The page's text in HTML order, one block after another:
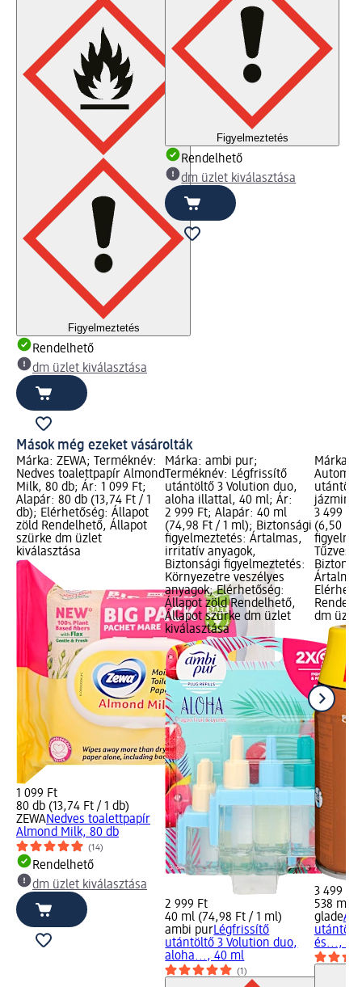
Figyelmeztetés
Rendelhető
dm üzlet kiválasztása
Figyelmeztetés
Rendelhető
dm üzlet kiválasztása
Mások még ezeket vásárolták
Márka: ZEWA; Terméknév:
Nedves toalettpapír Almond
Milk, 80 db; Ár: 1 099 Ft;
Alapár: 80 db (13,74 Ft / 1
db); Elérhetőség: Állapot
zöld Rendelhető, Állapot
szürke dm üzlet
kiválasztása
1 099 Ft
80 db (13,74 Ft / 1 db)
ZEWANedves toalettpapír
Almond Milk, 80 db
(14)
Rendelhető
dm üzlet kiválasztása
Márka: ambi pur;
Terméknév: Légfrissítő
utántöltő 3 Volution duo,
aloha illattal, 40 ml; Ár:
2 999 Ft; Alapár: 40 ml
(74,98 Ft / 1 ml); Biztonsági
figyelmeztetés: Ártalmas,
irritatív anyagok,
Biztonsági figyelmeztetés:
Környezetre veszélyes
anyagok; Elérhetőség:
Állapot zöld Rendelhető,
Állapot szürke dm üzlet
kiválasztása
2 999 Ft
40 ml (74,98 Ft / 1 ml)
ambi purLégfrissítő
utántöltő 3 Volution duo,
aloha..., 40 ml
(1)
Márka:
jázmin,
3 499
(6,50 Ft
dm
3 499 Ft
538 ml
glade
és...,